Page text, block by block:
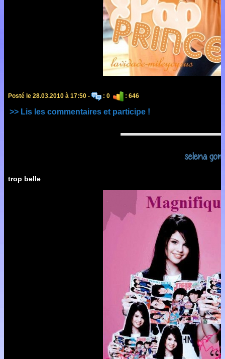
Posté le 28.03.2010 à 17:50 - : 0 : 646
>> Lis les commentaires et participe !
selena
trop belle